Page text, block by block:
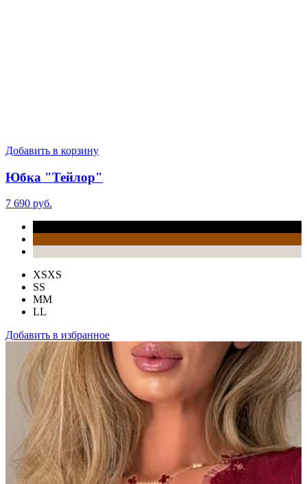
Добавить в корзину
Юбка "Тейлор"
7 690 руб.
XSXS
SS
MM
LL
Добавить в избранное